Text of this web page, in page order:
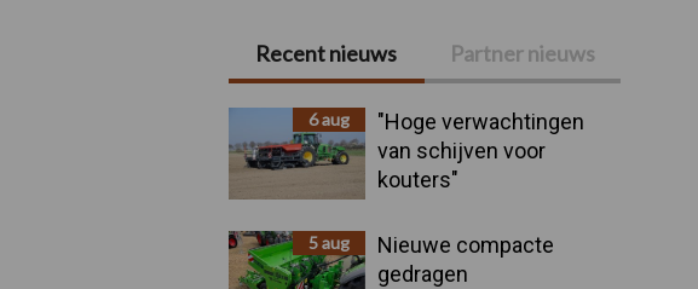
Primaire
Sidebar
Recent nieuws Partner nieuws
6 aug
"Hoge verwachtingen
van schijven voor
kouters"
5 aug
Nieuwe compacte
gedragen